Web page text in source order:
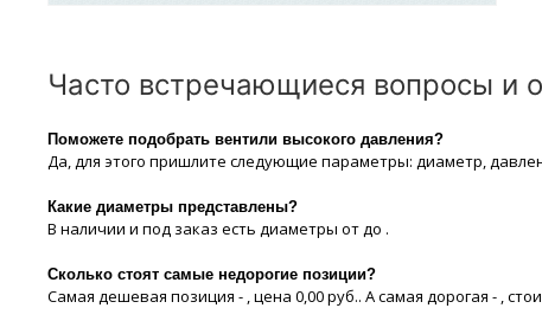
Часто встречающиеся вопросы и
Поможете подобрать вентили высокого давления?
Да, для этого пришлите следующие параметры: диаметр,
Какие диaметры представлены?
В наличии и под заказ есть диaметры от до .
Сколько стоят самые недорогие позиции?
Самая дешевая позиция - , цeна 0,00 руб.. А самая дорогая - ,